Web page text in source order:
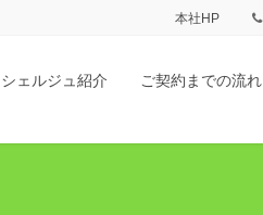
本社HP
ェルジュ紹介 ご契約までの流れ